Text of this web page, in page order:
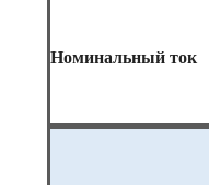
Номинальный ток